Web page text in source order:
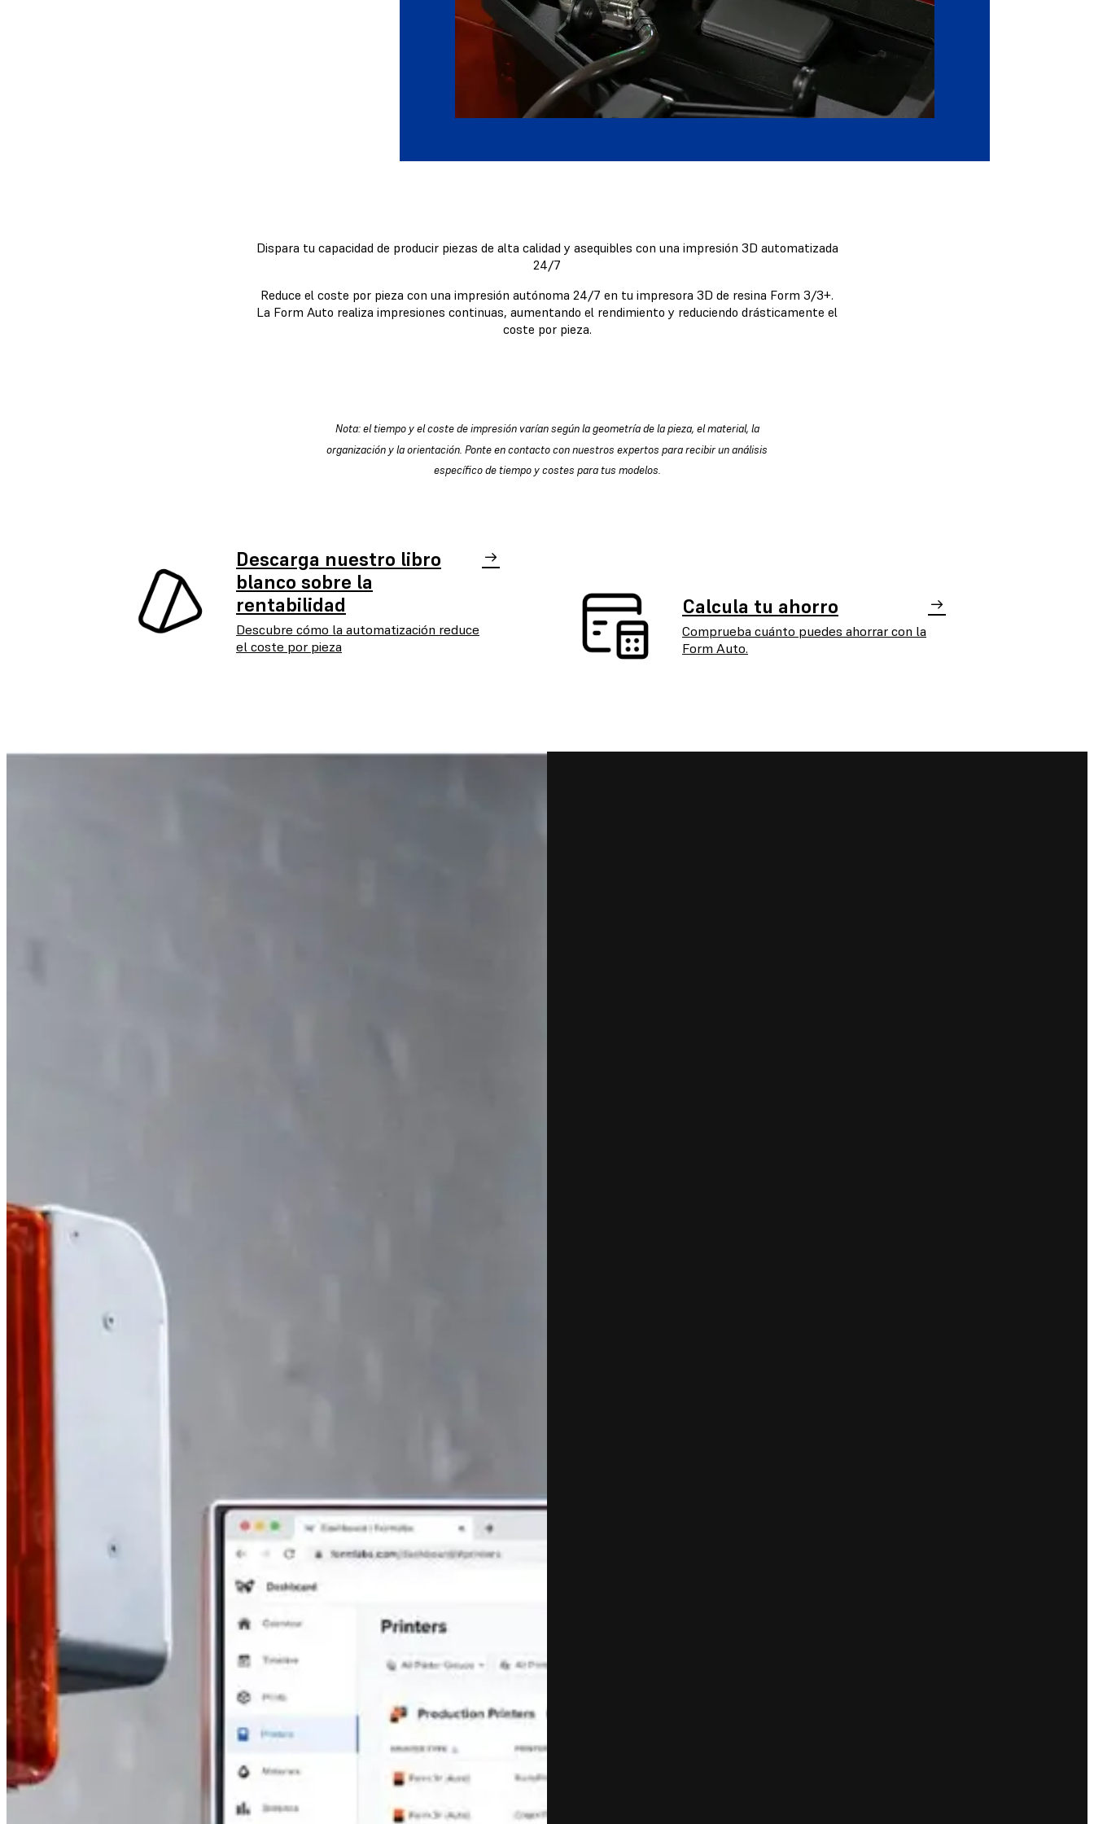
Dispara tu capacidad de producir piezas de alta calidad y asequibles con una impresión 3D automatizada
24/7
Reduce el coste por pieza con una impresión autónoma 24/7 en tu impresora 3D de resina Form 3/3+.
La Form Auto realiza impresiones continuas, aumentando el rendimiento y reduciendo drásticamente el
coste por pieza.
Nota: el tiempo y el coste de impresión varían según la geometría de la pieza, el material, la
organización y la orientación. Ponte en contacto con nuestros expertos para recibir un análisis
específico de tiempo y costes para tus modelos.
Descarga nuestro libro
blanco sobre la
rentabilidad
Descubre cómo la automatización reduce
el coste por pieza
Calcula tu ahorro
Comprueba cuánto puedes ahorrar con la
Form Auto.